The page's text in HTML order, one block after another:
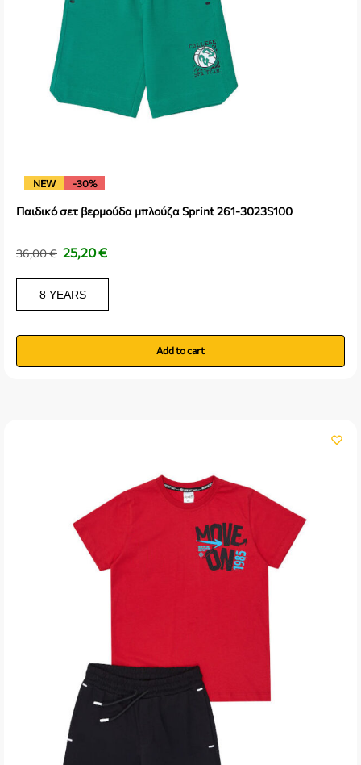
NEW -30%
Παιδικό σετ βερμούδα μπλούζα Sprint 261-3023S100
36,00€ 25,20€
8 YEARS
Add to cart